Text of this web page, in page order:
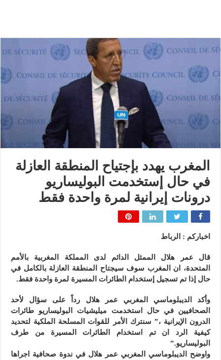
المغرب يهدد بإجتياح المنطقة العازلة
في حال إستخدمت البوليساريو
درونات إيرانية لمرة واحدة فقط
اخباركم : الرباط
قال عمر هلال الممثل الدائم لدى المملكة المغربية بالأمم
المتحدة، ان المغرب سوف سيجتاح المنطقة العازلة بالكامل في
حال إذا تم تسجيل إستخدام الطائرات المسيرة لمرة واحدة​ فقط.
وأكد الديبلوماسي المغربي عمر هلال رداً على سؤال لأحد
الصحافيين في حال استخدمت ميليشيات البوليساريو طائرات
الدرون الإيرانية ،” سنترك الأمر للقوات المسلحة الملكية لتحديد
كيفية الرد ان تم استخدام الطائرات المسيرة من طرف
البوليساريو.”
واوضح الديبلوماسي المغربي عمر هلال في ندوة صحافية اجراها